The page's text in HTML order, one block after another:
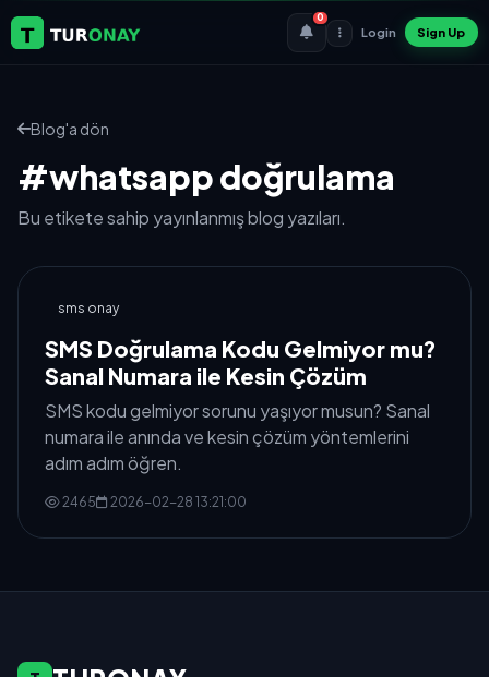
0
Login Sign Up
Blog'a dön
#whatsapp doğrulama
Bu etikete sahip yayınlanmış blog yazıları.
sms onay
SMS Doğrulama Kodu Gelmiyor mu?
Sanal Numara ile Kesin Çözüm
SMS kodu gelmiyor sorunu yaşıyor musun? Sanal
numara ile anında ve kesin çözüm yöntemlerini
adım adım öğren.
2465 2026-02-28 13:21:00